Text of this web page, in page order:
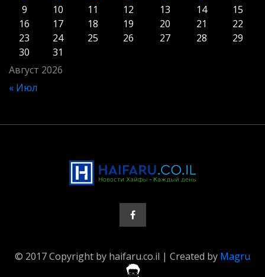
Август 2026
9
10 11 12 13 14
15
16
17 18 19 20 21
22
23
24 25 26 27 28
29
30
31
« Июл
© 2017 Copyright by haifaru.co.il | Created by Magru